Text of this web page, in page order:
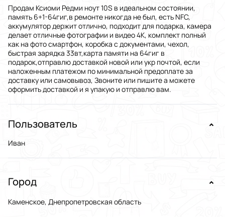
Продам Ксиоми Редми ноут 10S в идеальном состоянии,
память 6+1-64гиг,в ремонте никогда не был, есть NFC,
аккумулятор держит отлично, подходит для подарка, камера
делает отличные фотографии и видео 4К, комплект полный
как на фото смартфон, коробка с документами, чехол,
быстрая зарядка 33вт,карта памяти на 64гиг в
подарок,отправлю доставкой новой или укр почтой, если
наложенным платежом по минимальной предоплате за
доставку или самовывоз, Звоните или пишите а можете
оформить доставкой и я упакую и отправлю вам.
Пользователь
Иван
Город
Каменское, Днепропетровская область